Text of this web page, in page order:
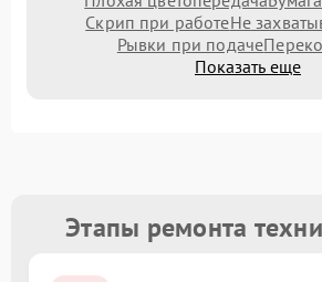
Скрип при работеНе
Рывки при подаче
Показать еще
Этапы ремонта